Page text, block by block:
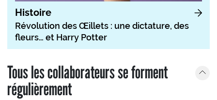
Histoire
Révolution des Œillets : une dictature, des
fleurs… et Harry Potter
Tous les collaborateurs se forment
régulièrement